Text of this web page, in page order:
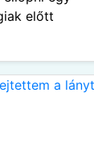
előtt